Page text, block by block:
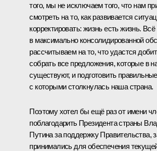
того, мы не исключаем того, что нам
смотреть на то, как развивается
корректировать: жизнь есть жизнь.
в максимально консолидированной
рассчитываем на то, что удастся
собрать все предложения, которые в
существуют, и подготовить
с которыми столкнулась наша страна.
Поэтому хотел бы ещё раз от имени
поблагодарить Президента страны
Путина за поддержку Правительства,
принимались для обеспечения